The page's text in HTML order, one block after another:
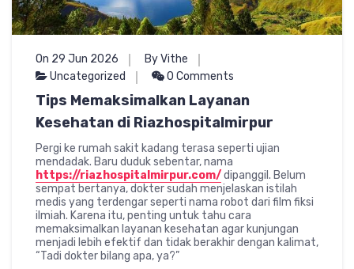
On 29 Jun 2026
By Vithe
Uncategorized
0 Comments
Tips Memaksimalkan Layanan
Kesehatan di Riazhospitalmirpur
Pergi ke rumah sakit kadang terasa seperti ujian
mendadak. Baru duduk sebentar, nama
https://riazhospitalmirpur.com/dipanggil. Belum
sempat bertanya, dokter sudah menjelaskan istilah
medis yang terdengar seperti nama robot dari film fiksi
ilmiah. Karena itu, penting untuk tahu cara
memaksimalkan layanan kesehatan agar kunjungan
menjadi lebih efektif dan tidak berakhir dengan kalimat,
“Tadi dokter bilang apa, ya?”